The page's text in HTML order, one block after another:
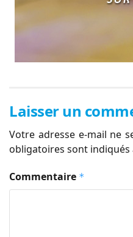
Laisser un
Votre adresse e-mail ne
obligatoires sont indiqués
Commentaire *